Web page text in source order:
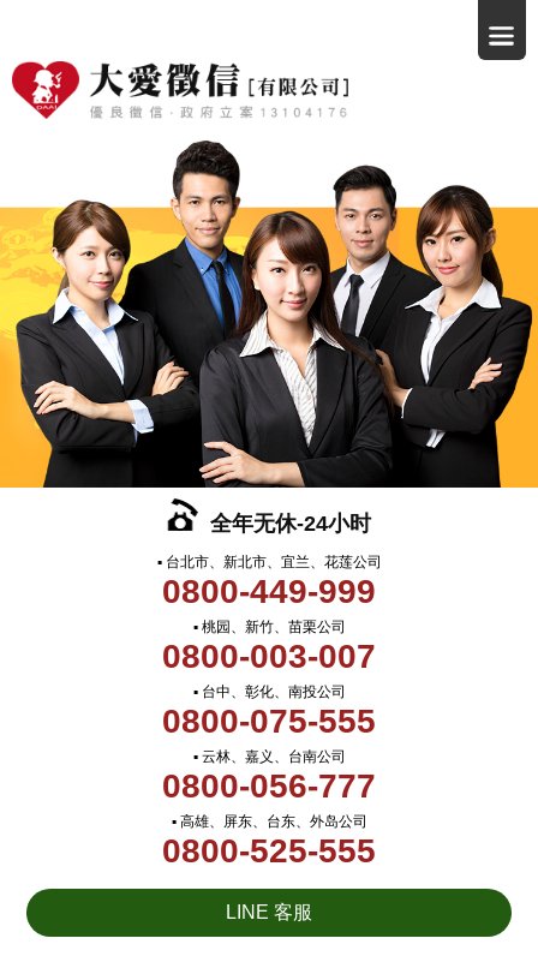
全年无休-24小时
▪ 台北市、新北市、宜兰、花莲公司
0800-449-999
▪ 桃园、新竹、苗栗公司
0800-003-007
▪ 台中、彰化、南投公司
0800-075-555
▪ 云林、嘉义、台南公司
0800-056-777
▪ 高雄、屏东、台东、外岛公司
0800-525-555
LINE 客服